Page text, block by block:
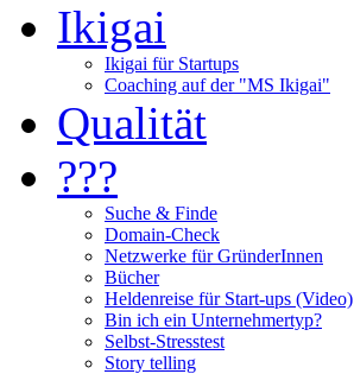
Ikigai
Ikigai für Startups
Coaching auf der "MS Ikigai"
Qualität
???
Suche & Finde
Domain-Check
Netzwerke für GründerInnen
Bücher
Heldenreise für Start-ups (Video)
Bin ich ein Unternehmertyp?
Selbst-Stresstest
Story telling